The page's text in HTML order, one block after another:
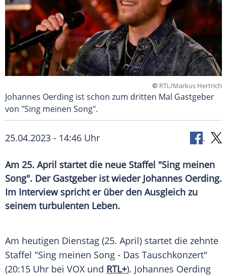
© RTL/Markus Hertrich
Johannes Oerding ist schon zum dritten Mal Gastgeber
von "Sing meinen Song".
25.04.2023 - 14:46 Uhr
Am 25. April startet die neue Staffel "Sing meinen
Song". Der Gastgeber ist wieder Johannes Oerding.
Im Interview spricht er über den Ausgleich zu
seinem turbulenten Leben.
Am heutigen Dienstag (25. April) startet die zehnte
Staffel "Sing meinen Song - Das Tauschkonzert"
(20:15 Uhr bei VOX und RTL+). Johannes Oerding